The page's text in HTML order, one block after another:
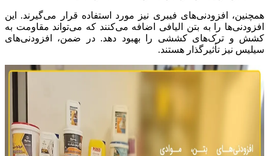
همچنین، افزودنی‌های فیبری نیز مورد استفاده قرار می‌گیرند. این
افزودنی‌ها را به بتن الیافی اضافه می‌کنند که می‌تواند مقاومت به
کشش و ترک‌های کششی را بهبود دهد. در ضمن، افزودنی‌های
سیلیس نیز تأثیرگذار هستند.